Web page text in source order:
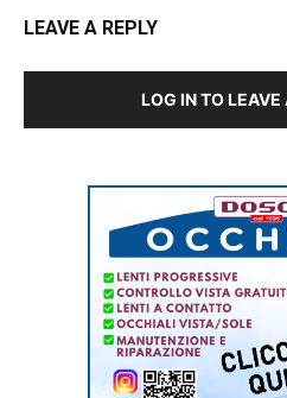
LEAVE A REPLY
LOG IN TO